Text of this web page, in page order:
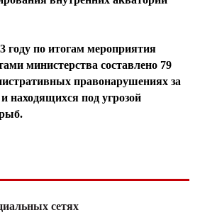
году по итогам мероприятия
министерства составлено 79
правонарушениях за
находящихся под угрозой
сетях